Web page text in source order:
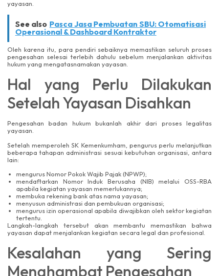
yayasan.
See also Pasca Jasa Pembuatan SBU: Otomatisasi
Operasional & Dashboard Kontraktor
Oleh karena itu, para pendiri sebaiknya memastikan seluruh proses
pengesahan selesai terlebih dahulu sebelum menjalankan aktivitas
hukum yang mengatasnamakan yayasan.
Hal yang Perlu Dilakukan
Setelah Yayasan Disahkan
Pengesahan badan hukum bukanlah akhir dari proses legalitas
yayasan.
Setelah memperoleh SK Kemenkumham, pengurus perlu melanjutkan
beberapa tahapan administrasi sesuai kebutuhan organisasi, antara
lain:
mengurus Nomor Pokok Wajib Pajak (NPWP);
mendaftarkan Nomor Induk Berusaha (NIB) melalui OSS-RBA
apabila kegiatan yayasan memerlukannya;
membuka rekening bank atas nama yayasan;
menyusun administrasi dan pembukuan organisasi;
mengurus izin operasional apabila diwajibkan oleh sektor kegiatan
tertentu.
Langkah-langkah tersebut akan membantu memastikan bahwa
yayasan dapat menjalankan kegiatan secara legal dan profesional.
Kesalahan yang Sering
Menghambat Pengesahan